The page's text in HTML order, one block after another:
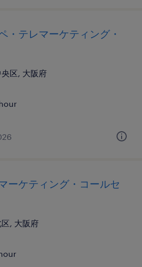
・テレマーケティング・
区, 大阪府
ーケティング・コールセ
, 大阪府